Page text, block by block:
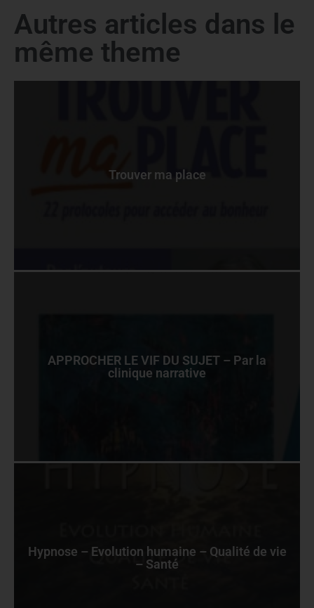
Autres articles dans le
même theme
Trouver ma place
APPROCHER LE VIF DU SUJET – Par la
clinique narrative
Hypnose – Evolution humaine – Qualité de vie
– Santé